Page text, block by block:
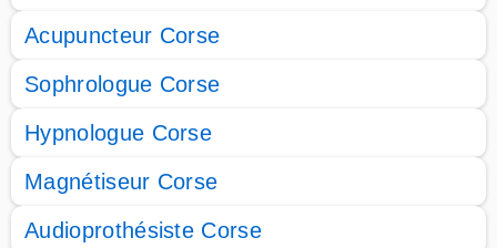
Acupuncteur Corse
Sophrologue Corse
Hypnologue Corse
Magnétiseur Corse
Audioprothésiste Corse